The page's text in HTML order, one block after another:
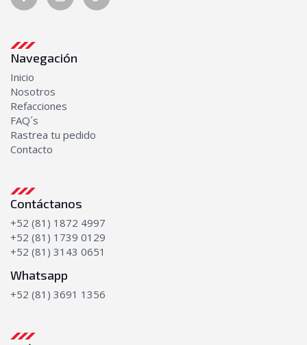
Navegación
Inicio
Nosotros
Refacciones
FAQ´s
Rastrea tu pedido
Contacto
Contáctanos
+52 (81) 1872 4997
+52 (81) 1739 0129
+52 (81) 3143 0651
Whatsapp
+52 (81) 3691 1356